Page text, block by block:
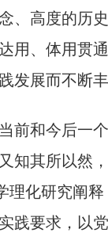
、高度的历
用、体用贯
发展而不断丰
和今后一
知其所以然
理化研究阐
践要求，以